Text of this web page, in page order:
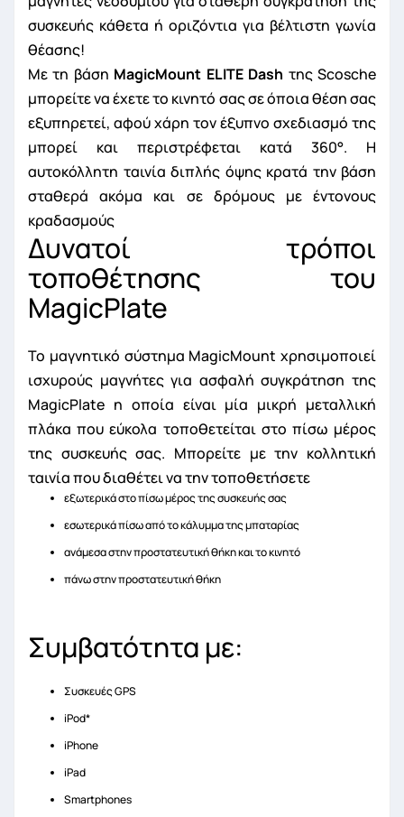
συσκευής κάθετα ή οριζόντια για βέλτιστη γωνία
θέασης!
Με τη βάση MagicMount ELITE Dash της Scosche
μπορείτε να έχετε το κινητό σας σε όποια θέση σας
εξυπηρετεί, αφού χάρη τον έξυπνο σχεδιασμό της
μπορεί και περιστρέφεται κατά 360°. Η
αυτοκόλλητη ταινία διπλής όψης κρατά την βάση
σταθερά ακόμα και σε δρόμους με έντονους
κραδασμούς
Δυνατοί τρόποι
τοποθέτησης του
MagicPlate
Το μαγνητικό σύστημα MagicMount χρησιμοποιεί
ισχυρούς μαγνήτες για ασφαλή συγκράτηση της
MagicPlate η οποία είναι μία μικρή μεταλλική
πλάκα που εύκολα τοποθετείται στο πίσω μέρος
της συσκευής σας. Μπορείτε με την κολλητική
ταινία που διαθέτει να την τοποθετήσετε
εξωτερικά στο πίσω μέρος της συσκευής σας
εσωτερικά πίσω από το κάλυμμα της μπαταρίας
ανάμεσα στην προστατευτική θήκη και το κινητό
πάνω στην προστατευτική θήκη
Συμβατότητα με:
Συσκευές GPS
iPod*
iPhone
iPad
Smartphones